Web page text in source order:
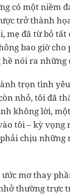
có một niềm
trở thành
mẹ đã từ bỏ tất
bao giờ
nói ra những
trọn tình
nhỏ, tôi đã
không lời,
tôi – kỳ vọng
chịu những
ước mơ thay
thường trực